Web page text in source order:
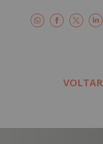
VOLTAR